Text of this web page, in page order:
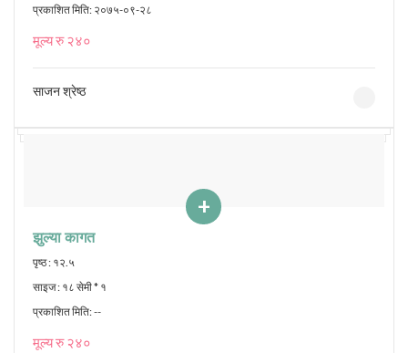
प्रकाशित मिति: २०७५-०९-२८
मूल्य रु २४०
साजन श्रेष्ठ
+
झुल्या कागत
पृष्ठ : १२.५
साइज : १८ सेमी * १
प्रकाशित मिति: --
मूल्य रु २४०